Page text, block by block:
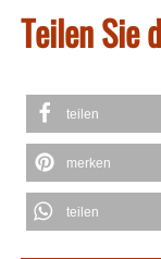
Teilen Sie
teilen
merken
teilen